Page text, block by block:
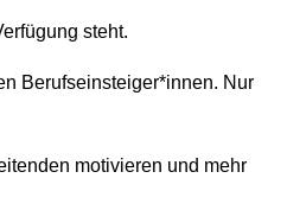
steht.
Berufseinsteiger*innen. Nur
motivieren und mehr